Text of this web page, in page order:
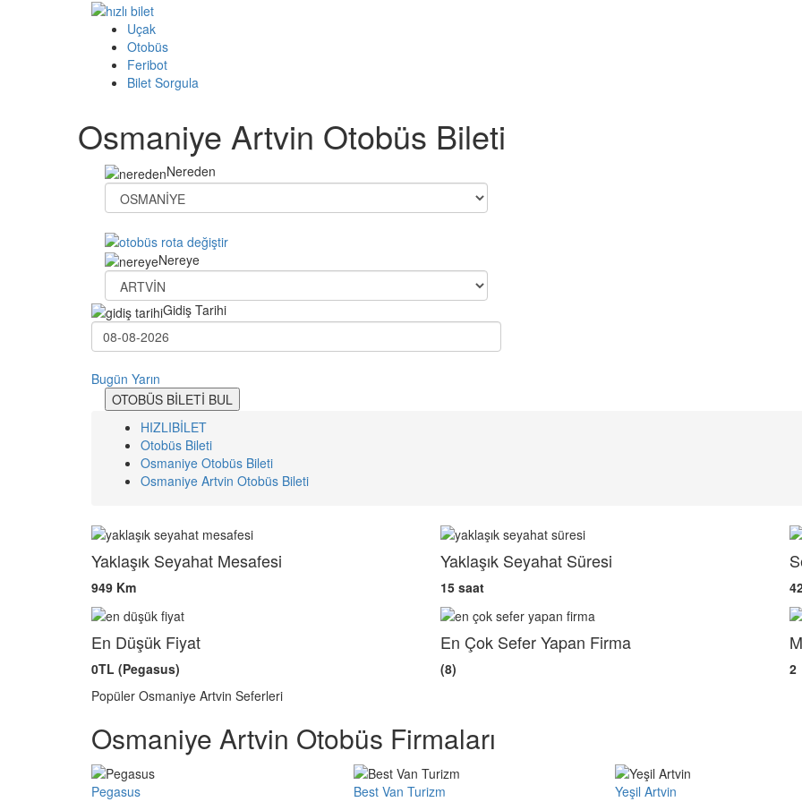
Uçak
Otobüs
Feribot
Bilet Sorgula
Osmaniye Artvin Otobüs Bileti
Nereden
Nereye
Gidiş Tarihi
Bugün Yarın
OTOBÜS BİLETİ BUL
HIZLIBİLET
Otobüs Bileti
Osmaniye Otobüs Bileti
Osmaniye Artvin Otobüs Bileti
Yaklaşık Seyahat Mesafesi
949 Km
Yaklaşık Seyahat Süresi
15 saat
En Düşük Fiyat
0TL (Pegasus)
En Çok Sefer Yapan Firma
(8)
2
Popüler Osmaniye Artvin Seferleri
Osmaniye Artvin Otobüs Firmaları
Pegasus Best Van Turizm Yeşil Artvin